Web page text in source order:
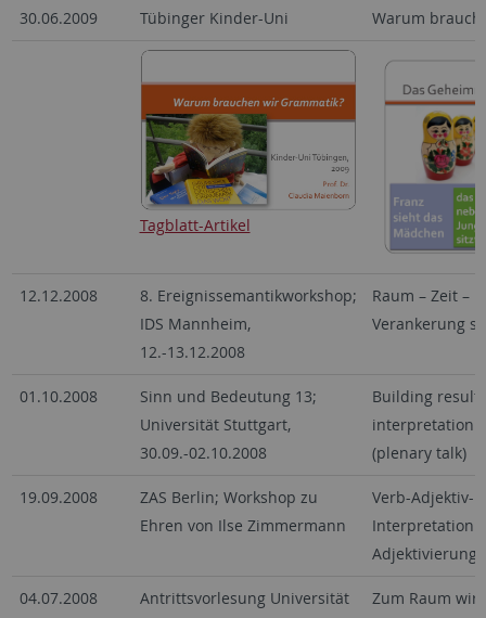
30.06.2009 Tübinger Kinder-Uni Warum
Tagblatt-Artikel
12.12.2008
8. Ereignissemantikworkshop;
IDS Mannheim,
12.-13.12.2008
Raum – Zeit –
Verankerung
01.10.2008
Sinn und Bedeutung 13;
Universität Stuttgart,
30.09.-02.10.2008
Building
interpretation
(plenary talk)
19.09.2008
ZAS Berlin; Workshop zu
Ehren von Ilse Zimmermann
Verb-Adjektiv-
Interpretation
04.07.2008
Antrittsvorlesung Universität
Zum Raum